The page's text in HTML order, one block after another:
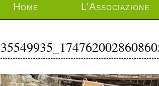
Home L’Associazione